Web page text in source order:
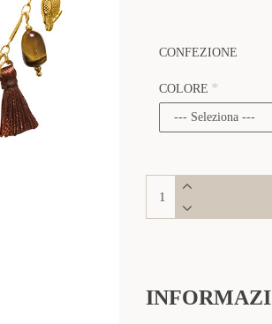
CONFEZIONE
COLORE